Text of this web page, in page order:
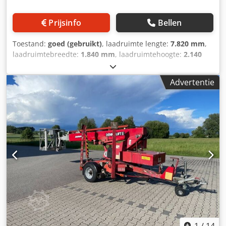
Werkplatform: aluminium, draaibaar 2 x 45°, afmetingen:
0,70 x 1,20 x 1,10 m Stopcontact 230 V in het werkplatform
Snelsteun hydraulisch met bewaking van de steundruk
Steunplaten 40 x 40 x 2,7 cm met bevestiging
Manoeuvreeraandrijving hydraulisch tot 15% helling Het
apparaat wordt technisch gereviseerd en is volledig
functioneel, TÜV- en veiligheidskeuring worden bijgewerkt.
Alle documenten zijn aanwezig. Service en levering van
reserveonderdelen zijn gegarandeerd. Waarom geven we
geen prijzen op? Onze prijzen zijn deels afhankelijk van de
wensen van de klant met betrekking tot de visuele en
technische staat van de revisie, of van eventuele speciale
uitrustingen. Deze individuele aanpassingsmogelijkheden
worden door veel klanten graag gebruikt. Alle vragen
beantwoorden we graag in een persoonlijk adviesgesprek.
Prijsinfo Bellen
Toestand: goed (gebruikt), laadruimte lengte: 7.820 mm,
laadruimtebreedte: 1.840 mm, laadruimtehoogte: 2.140
2016
Toepassing: Bouw Dwodpfxezc Ua As Anmea Gewichten
Leeggewicht: 1.975 kg Functioneel Hefcapaciteit: 200 kg
Hefhoogte: 1.600 cm Werkhoogte: 1.800 cm CE-markering:
ja Staat Technische staat: goed Optische staat: goed
Verdere informatie Leveringsvoorwaarden: EXW Max.
horizontaal bereik: 1.130 m Max. giekhoek: 90° Max.
platformzwaai: 999° Laatste keuring: 10-06-2026
Productieland: DE Meer informatie Neem contact op met
Rothlehner Arbeitsbühnen GmbH voor meer informatie.
Werkhoogte: 18,00 m Max. platformbelasting: 200 kg / 2
personen Draaibereik: eindeloos Zijdelings bereik: 11,30 m
/ 80 kg Eigen gewicht: ca. 1.975 kg Doorrijbreedte: 2,06 m
Minimale doorrijbreedte: 1,84 m Doorrijhoogte: 2,14 m
Totale lengte: 7,82 m Minimale totale lengte: 6,60 m
Proportionele besturing Energieoverdracht via interne
Advertentie